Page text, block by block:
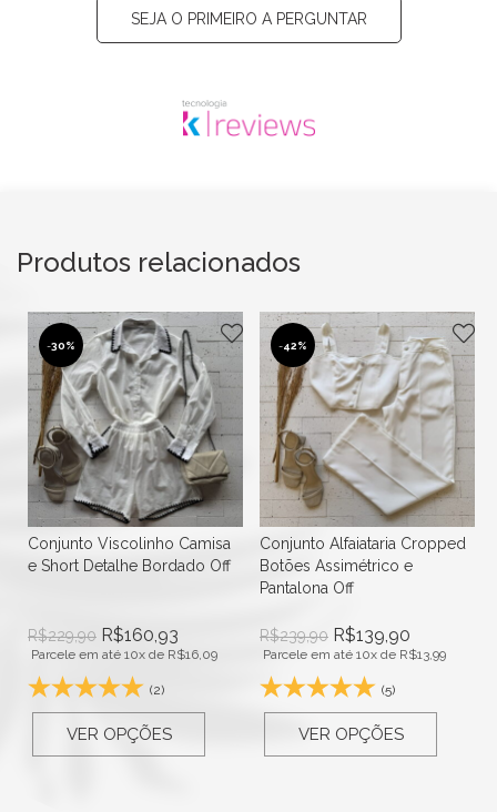
SEJA O PRIMEIRO A PERGUNTAR
Produtos relacionados
-30%
Conjunto Viscolinho Camisa
e Short Detalhe Bordado Off
R$229,90 R$160,93
Parcele em até 10x de R$16,09
(2)
VER OPÇÕES
-42%
Conjunto Alfaiataria Cropped
Botões Assimétrico e
Pantalona Off
R$239,90 R$139,90
Parcele em até 10x de R$13,99
(5)
VER OPÇÕES